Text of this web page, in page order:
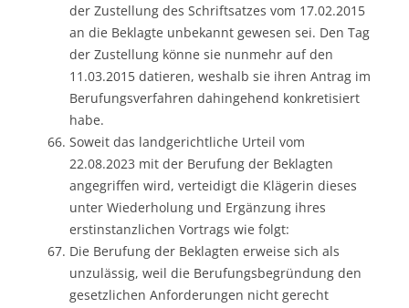
der Zustellung des Schriftsatzes vom 17.02.2015
an die Beklagte unbekannt gewesen sei. Den Tag
der Zustellung könne sie nunmehr auf den
11.03.2015 datieren, weshalb sie ihren Antrag im
Berufungsverfahren dahingehend konkretisiert
habe.
Soweit das landgerichtliche Urteil vom
22.08.2023 mit der Berufung der Beklagten
angegriffen wird, verteidigt die Klägerin dieses
unter Wiederholung und Ergänzung ihres
erstinstanzlichen Vortrags wie folgt:
Die Berufung der Beklagten erweise sich als
unzulässig, weil die Berufungsbegründung den
gesetzlichen Anforderungen nicht gerecht